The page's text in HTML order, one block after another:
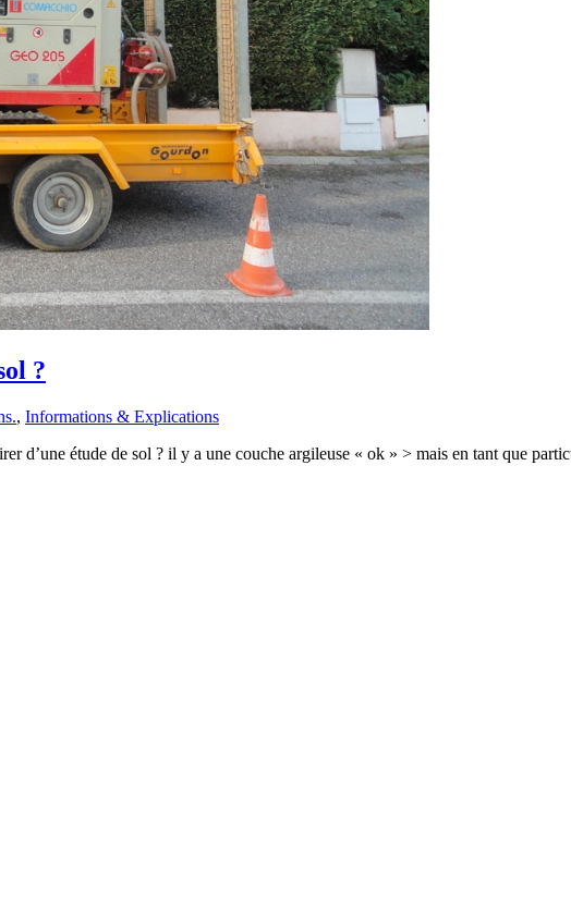
?
, Informations & Explications
d’une étude de sol ? il y a une couche argileuse « ok » > mais en tant que